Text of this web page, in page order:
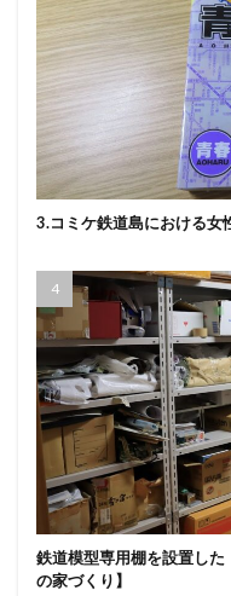
3.コミケ鉄道島における女
鉄道模型専用棚を設置し
の家づくり】